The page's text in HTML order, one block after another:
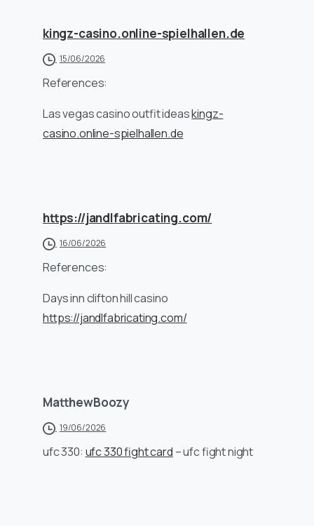
kingz-casino.online-spielhallen.de
15/06/2026
References:
Las vegas casino outfit ideaskingz-
casino.online-spielhallen.de
https://jandlfabricating.com/
16/06/2026
References:
Days inn clifton hill casino
https://jandlfabricating.com/
MatthewBoozy
19/06/2026
ufc 330: ufc 330 fight card – ufc fight night